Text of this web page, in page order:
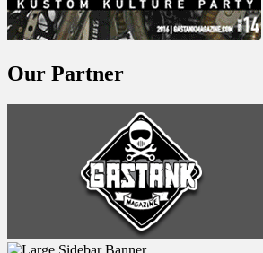
Our Partner